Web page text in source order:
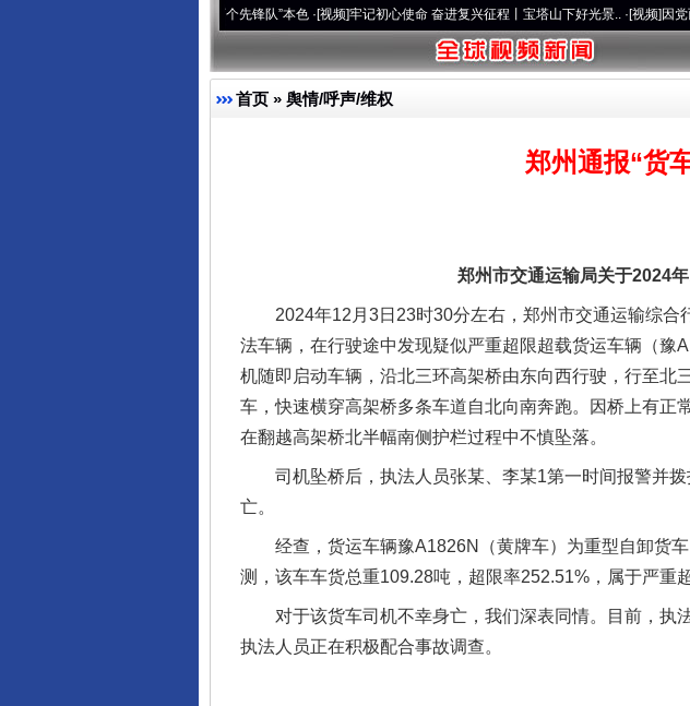
永葆“两个先锋队”本色·[视频]牢记初心使命 奋进复兴征程丨宝塔山下好光景..·[视频]因党而生 为党
首页 » 舆情/呼声/维权
郑州通报“货
郑州市交通运输局关于2024
2024年12月3日23时30分左右，郑州市交通运输综合
法车辆，在行驶途中发现疑似严重超限超载货运车辆（豫
机随即启动车辆，沿北三环高架桥由东向西行驶，行至
车，快速横穿高架桥多条车道自北向南奔跑。因桥上有
在翻越高架桥北半幅南侧护栏过程中不慎坠落。
司机坠桥后，执法人员张某、李某1第一时间报警并拨
亡。
经查，货运车辆豫A1826N（黄牌车）为重型自卸货车
测，该车车货总重109.28吨，超限率252.51%，属于严重
对于该货车司机不幸身亡，我们深表同情。目前，执
执法人员正在积极配合事故调查。